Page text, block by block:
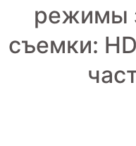
AirPods
Игровые приставки
Аксессуары
режимы
съемки: